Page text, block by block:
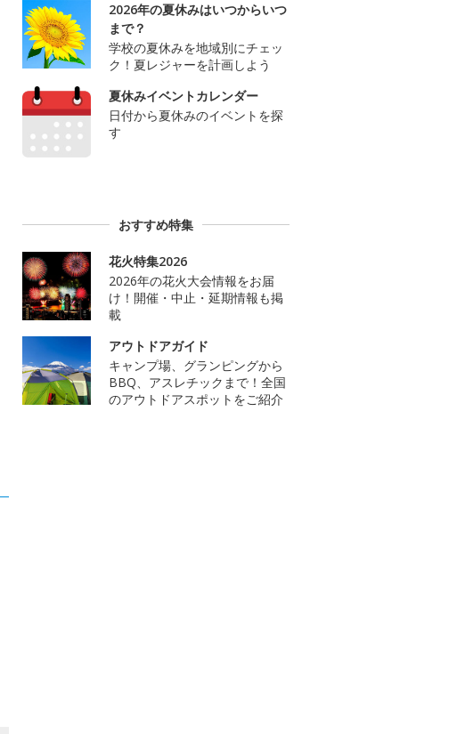
2026年の夏休みはいつからいつ
まで？
学校の夏休みを地域別にチェッ
ク！夏レジャーを計画しよう
夏休みイベントカレンダー
日付から夏休みのイベントを探
す
おすすめ特集
花火特集2026
2026年の花火大会情報をお届
け！開催・中止・延期情報も掲
載
アウトドアガイド
キャンプ場、グランピングから
BBQ、アスレチックまで！全国
のアウトドアスポットをご紹介